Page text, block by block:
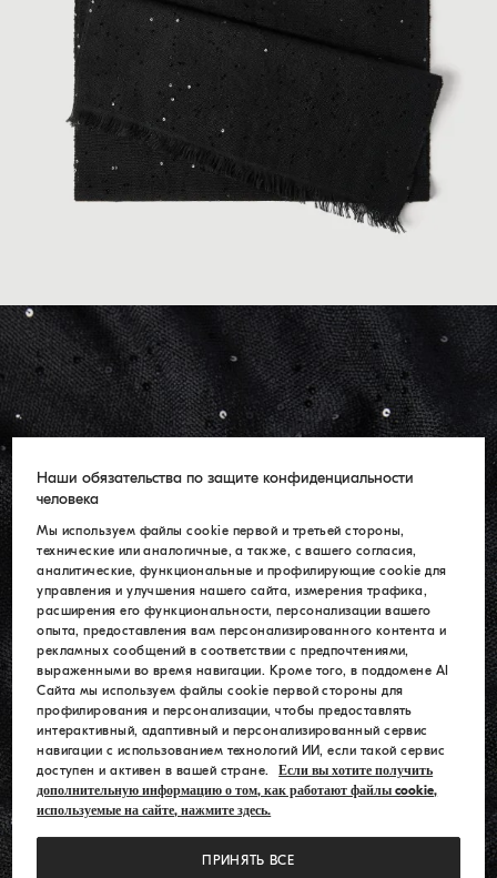
Наши обязательства по защите конфиденциальности
человека
Мы используем файлы cookie первой и третьей стороны,
технические или аналогичные, а также, с вашего согласия,
аналитические, функциональные и профилирующие cookie для
управления и улучшения нашего сайта, измерения трафика,
расширения его функциональности, персонализации вашего
опыта, предоставления вам персонализированного контента и
рекламных сообщений в соответствии с предпочтениями,
выраженными во время навигации. Кроме того, в поддомене AI
Сайта мы используем файлы cookie первой стороны для
профилирования и персонализации, чтобы предоставлять
интерактивный, адаптивный и персонализированный сервис
навигации с использованием технологий ИИ, если такой сервис
доступен и активен в вашей стране.
Если вы хотите получить
дополнительную информацию о том, как работают файлы cookie,
используемые на сайте, нажмите здесь.
ПРИНЯТЬ ВСЕ